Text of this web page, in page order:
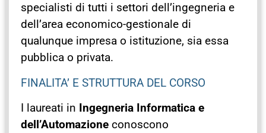
specialisti di tutti i settori dell’ingegneria e
dell’area economico-gestionale di
qualunque impresa o istituzione, sia essa
pubblica o privata.
FINALITA’ E STRUTTURA DEL CORSO
I laureati in Ingegneria Informatica e
dell’Automazione conoscono